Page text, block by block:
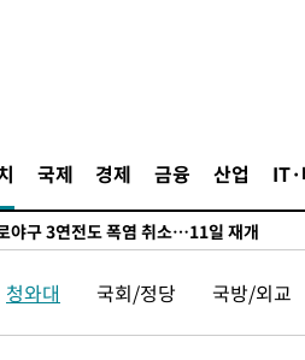
국제 경제 금융 산업
로 쏜 발사체는 탄도미사일 가능성
서비스 장애 발생…"원인 파악 중"
볕더위…한밤 열대야도 계속[내일날씨]
관측 배경엔 美의 대한국 무역적자 있어"
올여름 최고치 경신…영등포 순간 '40도'
검 추가 압수수색…내란 중요임무종사 혐
청와대 국회/정당 국방/외교